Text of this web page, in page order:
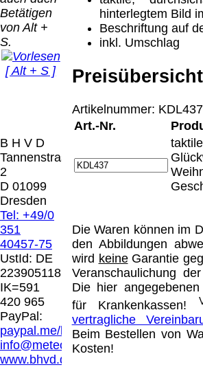
Betätigen
von Alt +
S.
[ Alt + S ]
B H V D
Tannenstrasse
2
D 01099
Dresden
Tel: +49/0
351
40457-75
UstId: DE
223905118
IK=591
420 965
PayPal:
paypal.me/blindenhilfsmittel
info@meteor.vision
www.bhvd.de
hinterlegtem Bild
Beschriftung auf
inkl. Umschlag
Artikelnummer:
Art.-Nr.
taktile
Die Waren können im
den Abbildungen
wird keineGarantie
Veranschaulichung
Die hier
für Krankenkassen!
vertragliche
Beim Bestellen von
Kosten!
Der Versand erfolgt
als versichertes
Paket.
Selbstabholung
von
Ausstellungen:
Email
und die
keinen
Die in diesem Dokument genannten
Warenzeichen sind Eigentum der
Firmen. Preisänderungen, Irrtümer
technische Änderungen
letzte Änderung: 26. Januar 2026
Hilfsmittel Vertrieb Dresden,
Mit einem Urteil vom 12.05.1998 -
85/98 - Haftung für Links hat das
Hamburg entschieden, dass man
Anbringung eines Links, die Inhalte
gelinkten Seite ggf. mit zu
Dieses kann nur dadurch verhindert
dass man sich ausdrücklich von